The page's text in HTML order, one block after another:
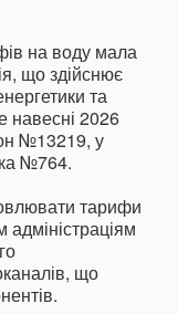
на воду мала
що здійснює
та
навесні 2026
№13219, у
№764.
тарифи
що